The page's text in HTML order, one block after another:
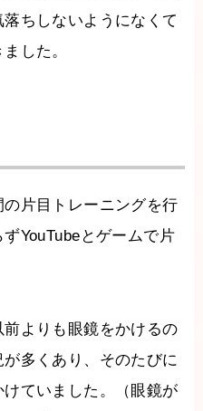
ちしないようになくて
した。
片目トレーニングを行
YouTubeとゲームで片
よりも眼鏡をかけるの
多くあり、そのたびに
けていました。（眼鏡が